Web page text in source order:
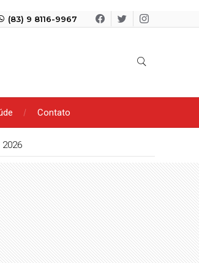
(83) 9 8116-9967
Contato